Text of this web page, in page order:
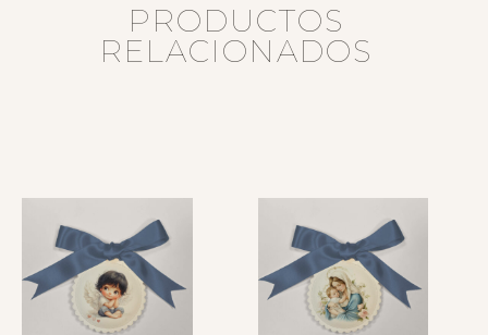
PRODUCTOS
RELACIONADOS